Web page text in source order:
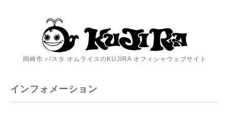
岡崎市 パスタ オムライスのKUJIRA オフィシャウェブサイト
インフォメーション